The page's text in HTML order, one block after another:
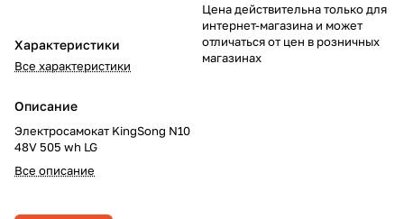
Характеристики
Все характеристики
Описание
Электросамокат KingSong N10
48V 505 wh LG
Все описание
Цена действительна только для
интернет-магазина и может
отличаться от цен в розничных
магазинах